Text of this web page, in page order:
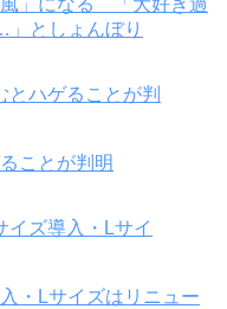
としょんぼり
ことが判明
・Lサイズはリニュー